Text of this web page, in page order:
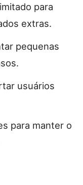
para
extras.
pequenas
usuários
para manter o